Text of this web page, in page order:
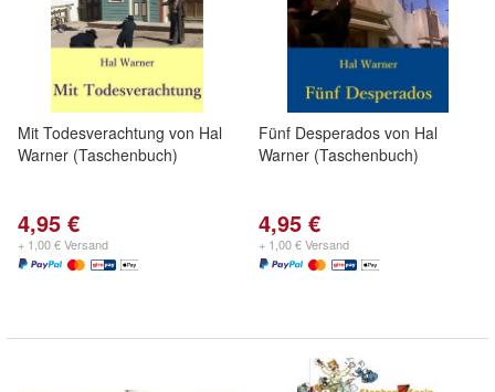
Mit Todesverachtung von Hal
Warner (Taschenbuch)
4,95 €
+ 1,00 € Versand
Fünf Desperados von Hal
Warner (Taschenbuch)
4,95 €
+ 1,00 € Versand